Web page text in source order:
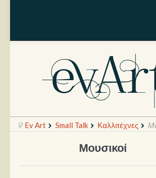
Ραπόρτο
Ev Art Small Talk Καλλιτέχνες
Μουσικοί